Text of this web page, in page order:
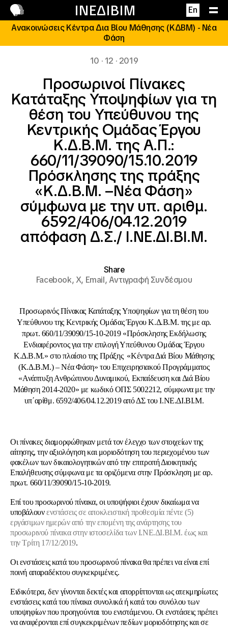
ΙΝΕΔΙΒΙΜ En
Επικοινωνία
Ανακοινώσεις Κέντρα Δια Βίου Μάθησης (ΚΔΒΜ) - Νέα
Φάση
10 · 12 · 2019
Προσωρινοί Πίνακες
Κατάταξης Υποψηφίων για τη
θέση του Υπεύθυνου της
Κεντρικής Ομάδας Έργου
Κ.Δ.Β.Μ. της Α.Π.:
660/11/39090/15.10.2019
Πρόσκλησης της πράξης
«Κ.Δ.Β.Μ. –Νέα Φάση»
σύμφωνα με την υπ. αριθμ.
6592/406/04.12.2019
απόφαση Δ.Σ./ Ι.ΝΕ.ΔΙ.ΒΙ.Μ.
Share
Facebook,X, Email,Αντιγραφή Συνδέσμου
Προσωρινός Πίνακας Κατάταξης Υποψηφίων για τη θέση του
Υπεύθυνου της Κεντρικής Ομάδας Έργου Κ.Δ.Β.Μ. της με αρ.
πρωτ. 660/11/39090/15-10-2019 «Πρόσκλησης Εκδήλωσης
Ενδιαφέροντος για την επιλογή Υπεύθυνου Ομάδας Έργου
Κ.Δ.Β.Μ.» στο πλαίσιο της Πράξης «Κέντρα Διά Βίου Μάθησης
(Κ.Δ.Β.Μ.) – Νέα Φάση» του Επιχειρησιακού Προγράμματος
«Ανάπτυξη Ανθρώπινου Δυναμικού, Εκπαίδευση και Διά Βίου
Μάθηση 2014-2020» με κωδικό ΟΠΣ 5002212, σύμφωνα με την
υπ΄αρίθμ. 6592/406/04.12.2019 από ΔΣ του Ι.ΝΕ.ΔΙ.ΒΙ.Μ.
Οι πίνακες διαμορφώθηκαν μετά τον έλεγχο των στοιχείων της
αίτησης, την αξιολόγηση και μοριοδότηση του περιεχομένου των
φακέλων των δικαιολογητικών από την επιτροπή Διοικητικής
Επαλήθευσης σύμφωνα με τα οριζόμενα στην Πρόσκληση με αρ.
πρωτ. 660/11/39090/15-10-2019.
Επί του προσωρινού πίνακα, οι υποψήφιοι έχουν δικαίωμα να
υποβάλουνενστάσεις σε αποκλειστική προθεσμία πέντε (5)
εργάσιμων ημερών από την επομένη της ανάρτησης του
προσωρινού πίνακα στην ιστοσελίδα των Ι.ΝΕ.ΔΙ.ΒΙ.Μ. έως και
την Τρίτη 17/12/2019.
Οι ενστάσεις κατά του προσωρινού πίνακα θα πρέπει να είναι επί
ποινή απαραδέκτου συγκεκριμένες.
Ειδικότερα, δεν γίνονται δεκτές και απορρίπτονται ως ατεκμηρίωτες
ενστάσεις κατά του πίνακα συνολικά ή κατά του συνόλου των
υποψηφίων που προηγούνται του ενιστάμενου. Οι ενστάσεις πρέπει
να αναφέρονται επί συγκεκριμένων πεδίων μοριοδότησης και σε